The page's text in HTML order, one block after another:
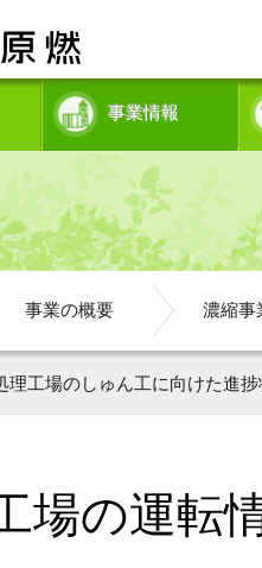
事業情報
事業の概要 濃縮事
理工場のしゅん工に向けた進捗
場の運転